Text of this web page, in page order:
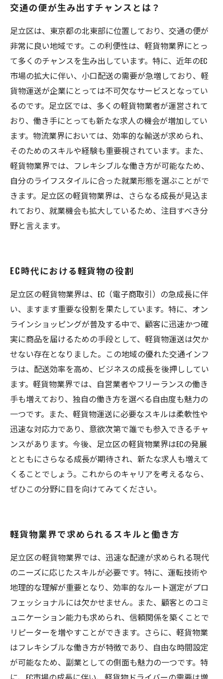
交通の便が生み出すチャンスとは？
足立区は、東京都の北東部に位置しており、交通の便が
非常に良い地域です。この利便性は、軽貨物業界にとっ
て多くのチャンスを生み出しています。特に、近年のEC
市場の拡大に伴い、小口配送の需要が急増しており、軽
貨物運送が企業にとっては不可欠なサービスとなってい
るのです。足立区では、多くの軽貨物業者が運営されて
おり、働き手にとっても新たな求人の機会が増加してい
ます。物流業界においては、効率的な輸送が求められ、
そのためのスキルや経験も重要視されています。また、
軽貨物業界では、フレキシブルな働き方が可能なため、
自分のライフスタイルに合った就業形態を選ぶことがで
きます。足立区の軽貨物業界は、さらなる成長が見込ま
れており、就業機会も拡大しているため、注目すべき分
野と言えます。
EC時代における軽貨物の役割
足立区の軽貨物業界は、EC（電子商取引）の急成長に伴
い、ますます重要な役割を果たしています。特に、オン
ラインショッピングが普及する中で、顧客に迅速かつ確
実に商品を届けるための手段として、軽貨物運送は欠か
せない存在となりました。この地域の優れた交通インフ
ラは、配送効率を高め、ビジネスの成長を後押ししてい
ます。軽貨物業界では、自営業者やフリーランスの働き
手も増えており、独自の働き方を選べる自由度も魅力の
一つです。また、軽貨物運送に必要なスキルは柔軟性や
迅速な対応力であり、意欲次第で誰でも参入できるチャ
ンスがあります。今後、足立区の軽貨物業界はECの発展
とともにさらなる成長が期待され、新たな求人も増えて
くることでしょう。これからのキャリアを考えるなら、
ぜひこの分野に目を向けてみてください。
軽貨物業界で求められるスキルと働き方
足立区の軽貨物業界では、迅速な配達が求められる現代
のニーズに応じたスキルが必要です。特に、運転技術や
地理的な理解が重要となり、効率的なルート選定がプロ
フェッショナルには欠かせません。また、顧客とのコミ
ュニケーション能力も求められ、信頼関係を築くことで
リピーターを増やすことができます。さらに、軽貨物業
はフレキシブルな働き方が特徴であり、自由な時間設定
が可能なため、副業としての側面も魅力の一つです。特